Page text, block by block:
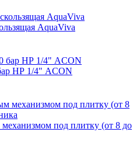
AquaViva
НР 1/4" ACON
под плитку (от 8 до